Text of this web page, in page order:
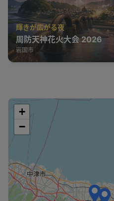
輝きが広がる夜
周防天神花火大会 2026
岩国市
+
−